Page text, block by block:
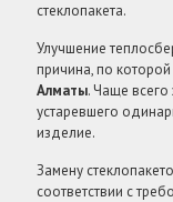
стеклопакета.
Улучшение
причина, по
Алматы. Чаще всего
устаревшего
изделие.
Замену
соответствии с